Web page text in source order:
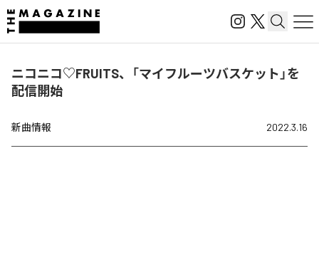
ニコニコ♡FRUITS、「マイフルーツバスケット」を
配信開始
新曲情報 2022.3.16